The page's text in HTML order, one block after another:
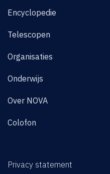
Encyclopedie
Telescopen
Organisaties
Onderwijs
Over NOVA
Colofon
Privacy statement